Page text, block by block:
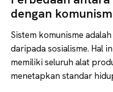
dengan
Sistem komunisme
daripada sosialisme. Hal
memiliki seluruh alat
menetapkan standar